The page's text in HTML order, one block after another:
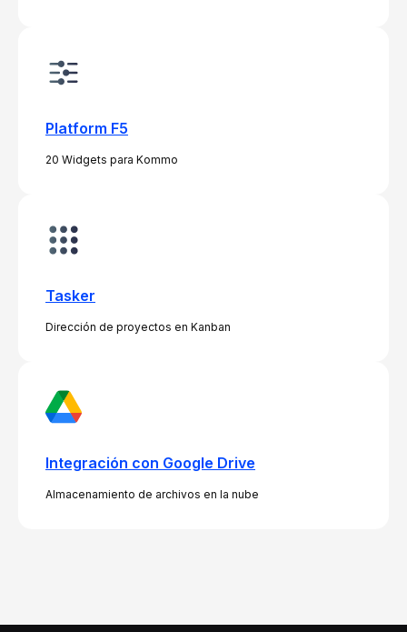
Platform F5
20 Widgets para Kommo
Tasker
Dirección de proyectos en Kanban
Integración con Google Drive
Almacenamiento de archivos en la nube